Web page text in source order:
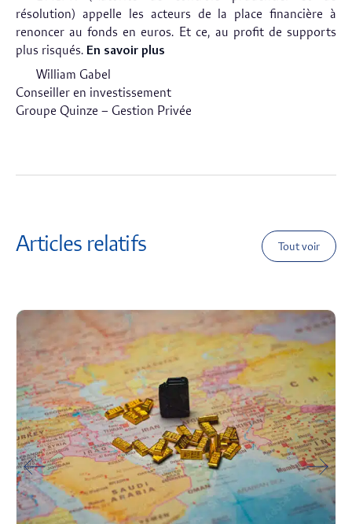
résolution) appelle les acteurs de la place financière à
renoncer au fonds en euros. Et ce, au profit de supports
plus risqués. En savoir plus
William Gabel
Conseiller en investissement
Groupe Quinze – Gestion Privée
Articles relatifs Tout voir